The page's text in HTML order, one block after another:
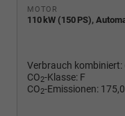
MOTOR
110 kW (150 PS),
Verbrauch kombiniert:
CO2-Klasse: F
CO2-Emissionen: